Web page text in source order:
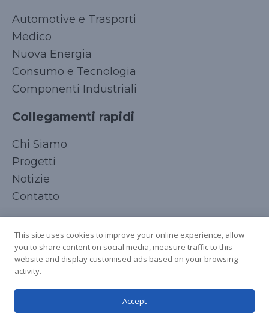
Automotive e Trasporti
Medico
Nuova Energia
Consumo e Tecnologia
Componenti Industriali
Collegamenti rapidi
Chi Siamo
Progetti
Notizie
Contatto
Copyright © 2025 Tutti i diritti riservati
English
German
This site uses cookies to improve your online experience, allow
you to share content on social media, measure traffic to this
website and display customised ads based on your browsing
activity.
Accept